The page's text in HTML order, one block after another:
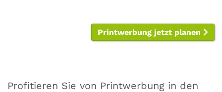
Printwerbung jetzt planen
Profitieren Sie von Printwerbung in den